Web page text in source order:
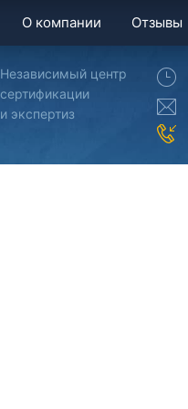
О компании Отзывы
Независимый центр
сертификации
и экспертиз